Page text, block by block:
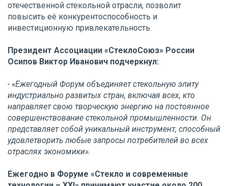
отечественной стекольной отрасли, позволит
повысить её конкурентоспособность и
инвестиционную привлекательность.
Президент Ассоциации «СтеклоСоюз» России
Осипов Виктор Иванович подчеркнул:
- «Ежегодный Форум объединяет стекольную элиту
индустриально развитых стран, включая всех, кто
направляет свою творческую энергию на постоянное
совершенствование стекольной промышленности. Он
представляет собой уникальный инструмент, способный
удовлетворить любые запросы потребителей во всех
отраслях экономики».
Ежегодно в Форуме «Стекло и современные